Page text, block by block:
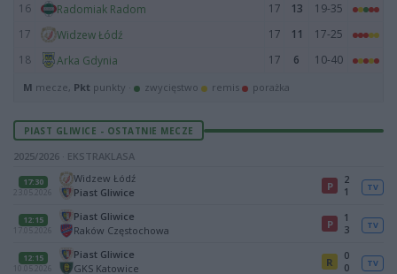
16
Radomiak Radom 17 13
19-35
17
Widzew Łódź 17 11
17-25
18
Arka Gdynia 17 6 10-40
M mecze, Pkt punkty · zwycięstwo remis porażka
PIAST GLIWICE - OSTATNIE MECZE
2025/2026 · EKSTRAKLASA
17:30
23.05.2026
Widzew Łódź
Piast Gliwice
P
2
1
TV
12:15
17.05.2026
Piast Gliwice
Raków Częstochowa
P
1
3
TV
12:15
10.05.2026
Piast Gliwice
GKS Katowice
R
0
0
TV